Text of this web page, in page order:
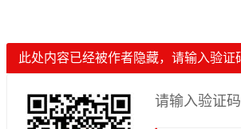
此处内容已经被作者隐藏，请输入验证
请输入验证码